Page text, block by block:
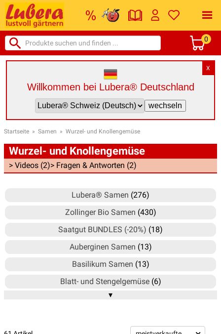
0
X
Willkommen bei Lubera® Deutschland
Startseite » Samen » Wurzel- und Knollengemüse
Wurzel- und Knollengemüse
> Videos (2)> Fragen & Antworten (2)
Lubera® Samen (276)
Zollinger Bio Samen (430)
Saatgut BUNDLES (-20%) (18)
Auberginen Samen (13)
Basilikum Samen (13)
Blatt- und Stengelgemüse(6)
Blumen Samen
▾